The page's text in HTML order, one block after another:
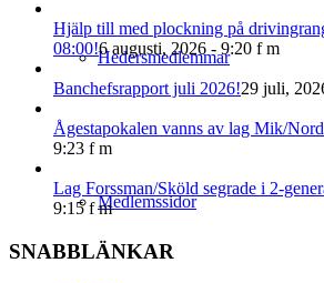
Hedersmedlemmar
Medlemssidor
‍Hjälp till med plockning på
08:00!6 augusti, 2026 - 9:20 f m
Banchefsrapport juli 2026!29 juli,
Ågestapokalen vanns av lag Mik/
9:23 f m
Lag Forssman/Sköld segrade i 2-
9:15 f m
SNABBLÄNKAR